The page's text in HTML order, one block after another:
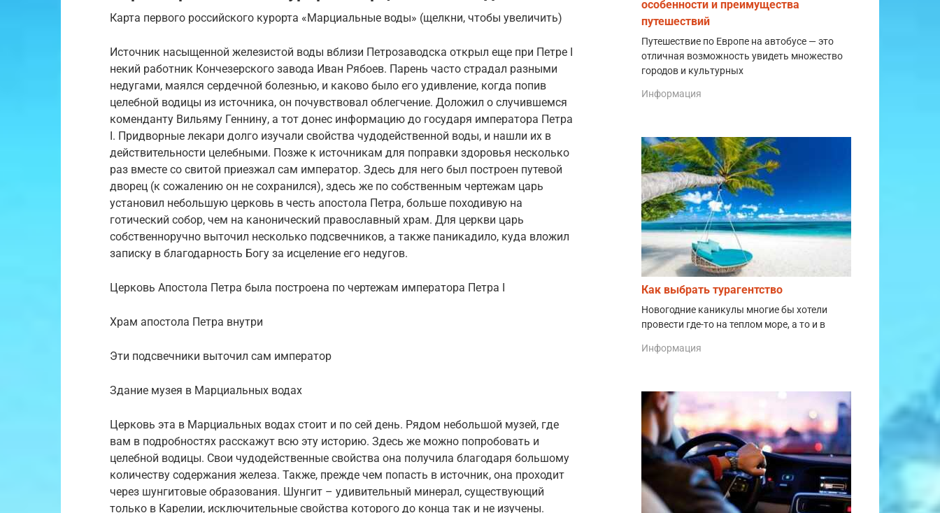
Карта первого российского курорта «Марциальные воды» (щелкни, чтобы увеличить)
Источник насыщенной железистой воды вблизи Петрозаводска открыл еще при Петре I
некий работник Кончезерского завода Иван Рябоев. Парень часто страдал разными
недугами, маялся сердечной болезнью, и каково было его удивление, когда попив
целебной водицы из источника, он почувствовал облегчение. Доложил о случившемся
коменданту Вильяму Геннину, а тот донес информацию до государя императора Петра
I. Придворные лекари долго изучали свойства чудодейственной воды, и нашли их в
действительности целебными. Позже к источникам для поправки здоровья несколько
раз вместе со свитой приезжал сам император. Здесь для него был построен путевой
дворец (к сожалению он не сохранился), здесь же по собственным чертежам царь
установил небольшую церковь в честь апостола Петра, больше походивую на
готический собор, чем на канонический православный храм. Для церкви царь
собственноручно выточил несколько подсвечников, а также паникадило, куда вложил
записку в благодарность Богу за исцеление его недугов.
Церковь Апостола Петра была построена по чертежам императора Петра I
Храм апостола Петра внутри
Эти подсвечники выточил сам император
Здание музея в Марциальных водах
Церковь эта в Марциальных водах стоит и по сей день. Рядом небольшой музей, где
вам в подробностях расскажут всю эту историю. Здесь же можно попробовать и
целебной водицы. Свои чудодейственные свойства она получила благодаря большому
количеству содержания железа. Также, прежде чем попасть в источник, она проходит
через шунгитовые образования. Шунгит – удивительный минерал, существующий
только в Карелии, исключительные свойства которого до конца так и не изучены.
особенности и преимущества
путешествий
Путешествие по Европе на автобусе — это
отличная возможность увидеть множество
городов и культурных
Информация
Как выбрать турагентство
Новогодние каникулы многие бы хотели
провести где-то на теплом море, а то и в
Информация